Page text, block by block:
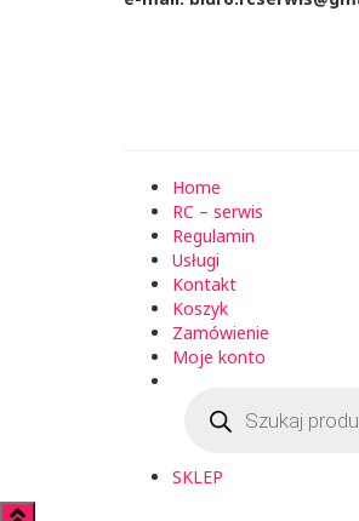
Home
RC – serwis
Regulamin
Usługi
Kontakt
Koszyk
Zamówienie
Moje konto
produktów
SKLEP